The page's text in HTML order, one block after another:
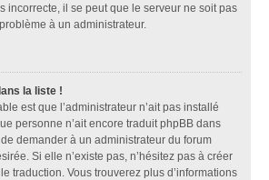
incorrecte, il se peut que le serveur ne soit pas
à un administrateur.
la liste !
est que l’administrateur n’ait pas installé
personne n’ait encore traduit phpBB dans
demander à un administrateur du forum
Si elle n’existe pas, n’hésitez pas à créer
traduction. Vous trouverez plus d’informations